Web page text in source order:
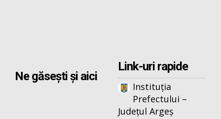
Ne găsești și aici
Link-uri rapide
Instituția
Prefectului –
Județul Argeș